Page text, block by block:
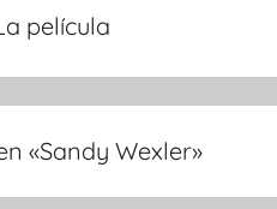
película
«Sandy Wexler»